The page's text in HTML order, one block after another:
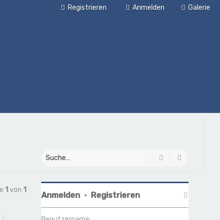
Galerie
Anmelden
Registrieren
1 von 1
Suche
Anmelden • Registrieren